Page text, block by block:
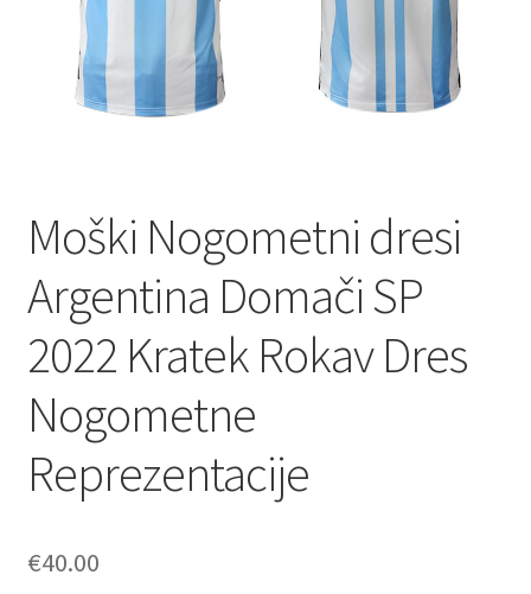
Moški Nogometni dresi
Argentina Domači SP
2022 Kratek Rokav Dres
Nogometne
Reprezentacije
€40.00